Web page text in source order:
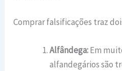
Comprar falsificações traz
Alfândega:Em
alfandegários são